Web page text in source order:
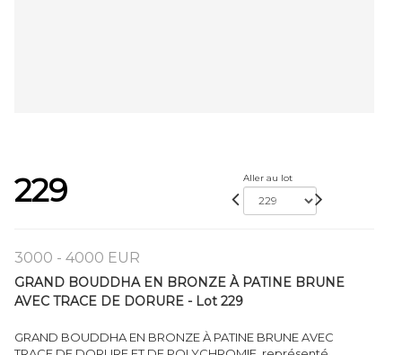
229 Aller au lot
3000 - 4000 EUR
GRAND BOUDDHA EN BRONZE À PATINE BRUNE
AVEC TRACE DE DORURE - Lot 229
GRAND BOUDDHA EN BRONZE À PATINE BRUNE AVEC